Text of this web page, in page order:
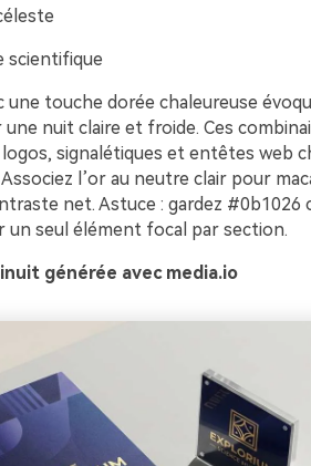
scientifique
une touche dorée chaleureuse
nuit claire et froide. Ces
signalétiques et entêtes web
l’or au neutre clair pour
net. Astuce : gardez #0b1026
seul élément focal par section.
générée avec media.io